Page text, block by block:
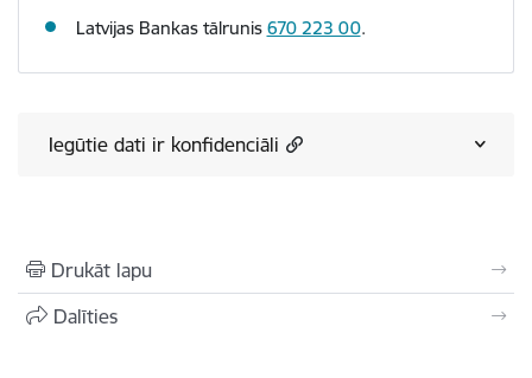
Latvijas Bankas tālrunis 670 223 00.
Iegūtie dati ir konfidenciāli
Drukāt lapu
Dalīties